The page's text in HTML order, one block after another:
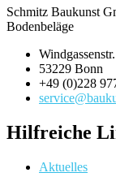
Schmitz Baukunst
Bodenbeläge
53229 Bonn
+49 (0)228
Hilfreiche
Aktuelles